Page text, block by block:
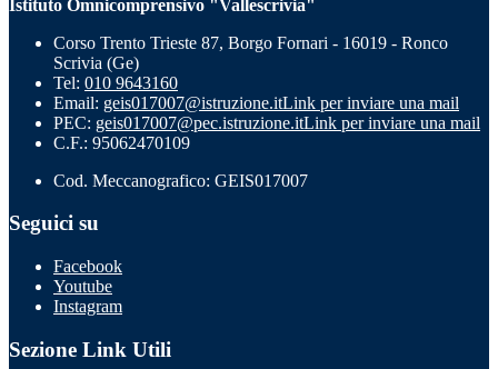
Istituto Omnicomprensivo "Vallescrivia"
Corso Trento Trieste 87, Borgo Fornari - 16019 - Ronco
Scrivia (Ge)
Tel: 010 9643160
Email: geis017007@istruzione.itLink per inviare una mail
PEC: geis017007@pec.istruzione.itLink per inviare una mail
C.F.: 95062470109
Cod. Meccanografico: GEIS017007
Seguici su
Facebook
Youtube
Instagram
Sezione Link Utili